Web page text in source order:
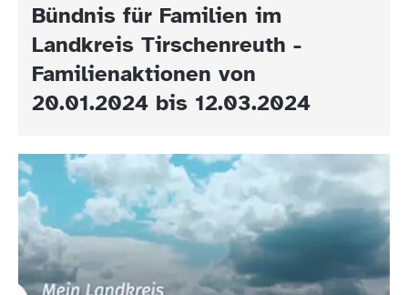
Bündnis für Familien im
Landkreis Tirschenreuth -
Familienaktionen von
20.01.2024 bis 12.03.2024